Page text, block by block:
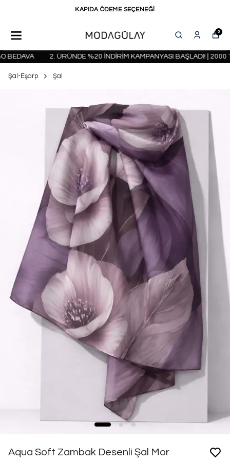
KAPIDA ÖDEME SEÇENEĞİ
0
2. ÜRÜNDE %20 İNDİRİM KAMPANYASI BAŞLADI! | 2000 TL
Şal-Eşarp Şal
Aqua Soft Zambak Desenli Şal Mor